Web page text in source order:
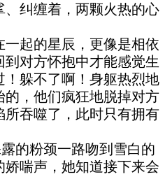
纠缠着，两颗火热的心
起的星辰，更像是相依
对方怀抱中才能感觉生
躲不了啊！身躯热烈地
，他们疯狂地脱掉对方
吞噬了，此时只有拥有
粉颈一路吻到雪白的
喘声，她知道接下来会